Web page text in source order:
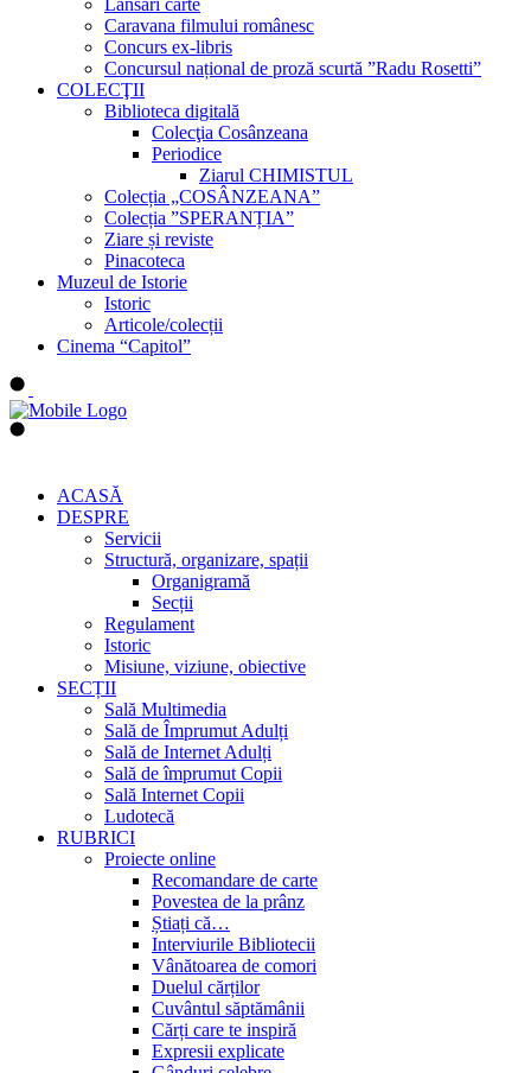
Caravana filmului românesc
Concurs ex-libris
Concursul național de proză scurtă ”Radu Rosetti”
COLECŢII
Biblioteca digitală
Colecţia Cosânzeana
Periodice
Ziarul CHIMISTUL
Colecția „COSÂNZEANA”
Colecția ”SPERANȚIA”
Ziare și reviste
Pinacoteca
Muzeul de Istorie
Istoric
Articole/colecții
Cinema “Capitol”
ACASĂ
DESPRE
Servicii
Structură, organizare, spații
Organigramă
Secții
Regulament
Istoric
Misiune, viziune, obiective
SECȚII
Sală Multimedia
Sală de Împrumut Adulți
Sală de Internet Adulți
Sală de împrumut Copii
Sală Internet Copii
Ludotecă
RUBRICI
Proiecte online
Recomandare de carte
Povestea de la prânz
Știați că…
Interviurile Bibliotecii
Vânătoarea de comori
Duelul cărților
Cuvântul săptămânii
Cărți care te inspiră
Expresii explicate